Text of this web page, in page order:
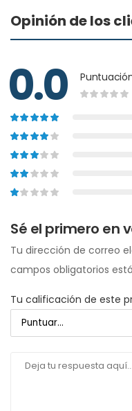
Opinión de los
0.0
Sé el primero en
Tu dirección de correo
campos obligatorios
Tu calificación de este